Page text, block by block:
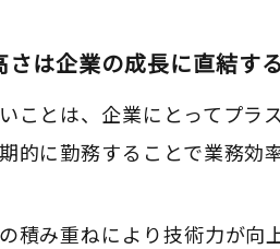
さは企業の成長に直結する
ことは、企業にとってプラ
的に勤務することで業務効
積み重ねにより技術力が向